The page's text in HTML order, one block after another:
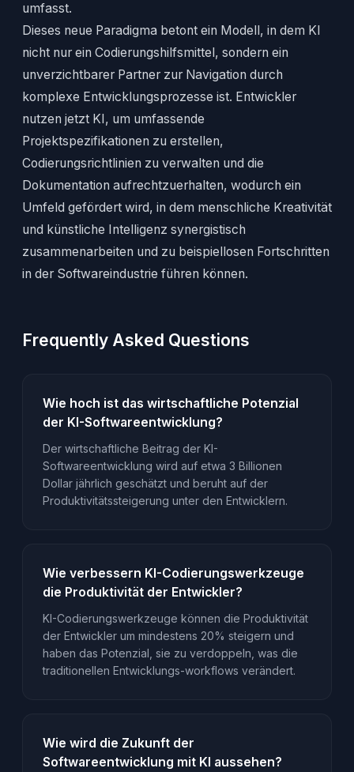
umfasst.
Dieses neue Paradigma betont ein Modell, in dem KI
nicht nur ein Codierungshilfsmittel, sondern ein
unverzichtbarer Partner zur Navigation durch
komplexe Entwicklungsprozesse ist. Entwickler
nutzen jetzt KI, um umfassende
Projektspezifikationen zu erstellen,
Codierungsrichtlinien zu verwalten und die
Dokumentation aufrechtzuerhalten, wodurch ein
Umfeld gefördert wird, in dem menschliche Kreativität
und künstliche Intelligenz synergistisch
zusammenarbeiten und zu beispiellosen Fortschritten
in der Softwareindustrie führen können.
Frequently Asked Questions
Wie hoch ist das wirtschaftliche Potenzial
der KI-Softwareentwicklung?
Der wirtschaftliche Beitrag der KI-
Softwareentwicklung wird auf etwa 3 Billionen
Dollar jährlich geschätzt und beruht auf der
Produktivitätssteigerung unter den Entwicklern.
Wie verbessern KI-Codierungswerkzeuge
die Produktivität der Entwickler?
KI-Codierungswerkzeuge können die Produktivität
der Entwickler um mindestens 20% steigern und
haben das Potenzial, sie zu verdoppeln, was die
traditionellen Entwicklungs-workflows verändert.
Wie wird die Zukunft der
Softwareentwicklung mit KI aussehen?